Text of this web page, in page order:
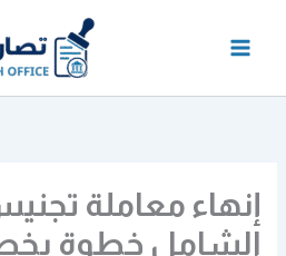
إنهاء معاملة
الشامل خطوة